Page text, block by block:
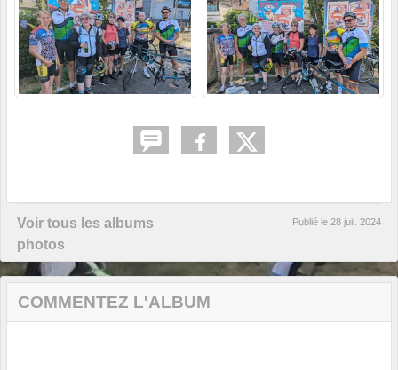
Voir tous les albums
photos
Publié le 28 juil. 2024
COMMENTEZ L'ALBUM